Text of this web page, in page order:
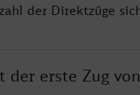
der Direktzüge
der erste Zug